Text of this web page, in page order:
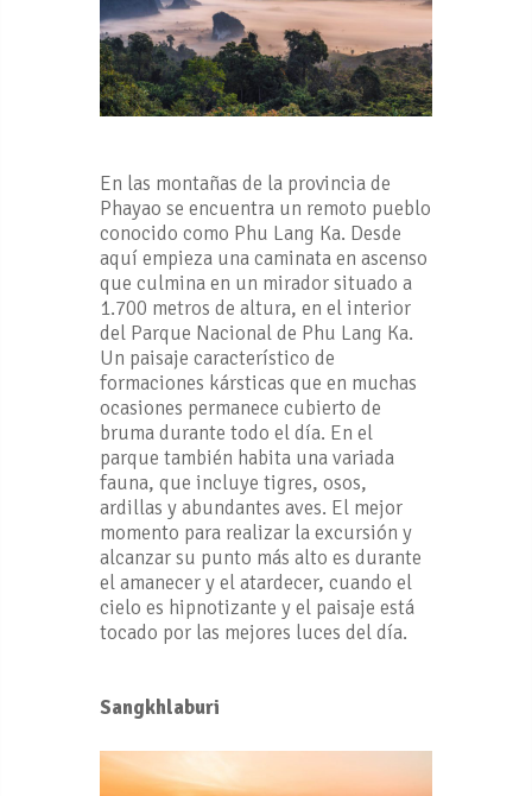
En las montañas de la provincia de
Phayao se encuentra un remoto pueblo
conocido como Phu Lang Ka. Desde
aquí empieza una caminata en ascenso
que culmina en un mirador situado a
1.700 metros de altura, en el interior
del Parque Nacional de Phu Lang Ka.
Un paisaje característico de
formaciones kársticas que en muchas
ocasiones permanece cubierto de
bruma durante todo el día. En el
parque también habita una variada
fauna, que incluye tigres, osos,
ardillas y abundantes aves. El mejor
momento para realizar la excursión y
alcanzar su punto más alto es durante
el amanecer y el atardecer, cuando el
cielo es hipnotizante y el paisaje está
tocado por las mejores luces del día.
Sangkhlaburi